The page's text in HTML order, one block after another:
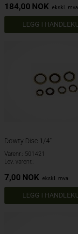
184,00 NOK ekskl. mva
Dowty Disc 1/4"
Varenr.: 501421
Lev. varenr.:
7,00 NOK ekskl. mva